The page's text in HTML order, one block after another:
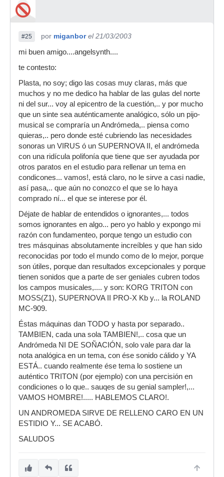
#25 por miganbor el 21/03/2003
mi buen amigo....angelsynth....
te contesto:
Plasta, no soy; digo las cosas muy claras, más que
muchos y no me dedico ha hablar de las gulas del norte
ni del sur... voy al epicentro de la cuestión,.. y por mucho
que un sinte sea auténticamente analógico, sólo un pijo-
musical se compraría un Andrómeda,.. piensa como
quieras,.. pero donde esté cubriendo las necesidades
sonoras un VIRUS ó un SUPERNOVA II, el andrómeda
con una ridícula polifonía que tiene que ser ayudada por
otros paratos en el estudio para rellenar un tema en
condicones... vamos!, está claro, no le sirve a casi nadie,
así pasa,.. que aún no conozco el que se lo haya
comprado ní... el que se interese por él.
Déjate de hablar de entendidos o ignorantes,... todos
somos ignorantes en algo... pero yo hablo y expongo mi
razón con fundamenteo, porque tengo un estudio con
tres másquinas absolutamente increíbles y que han sido
reconocidas por todo el mundo como de lo mejor, porque
son útiles, porque dan resultados excepcionales y porque
tienen sonidos que a parte de ser geniales cubren todos
los campos musicales,.... y son: KORG TRITON con
MOSS(Z1), SUPERNOVA II PRO-X Kb y... la ROLAND
MC-909.
Éstas máquinas dan TODO y hasta por separado..
TAMBIEN, cada una sola TAMBIEN!,.. cosa que un
Andrómeda NI DE SOÑACIÓN, solo vale para dar la
nota analógica en un tema, con ése sonido cálido y YA
ESTÁ.. cuando realmente ése tema lo sostiene un
auténtico TRITON (por ejemplo) con una percisión en
condiciones o lo que.. sauqes de su genial sampler!,...
VAMOS HOMBRE!..... HABLEMOS CLARO!.
UN ANDROMEDA SIRVE DE RELLENO CARO EN UN
ESTIDIO Y... SE ACABÓ.
SALUDOS